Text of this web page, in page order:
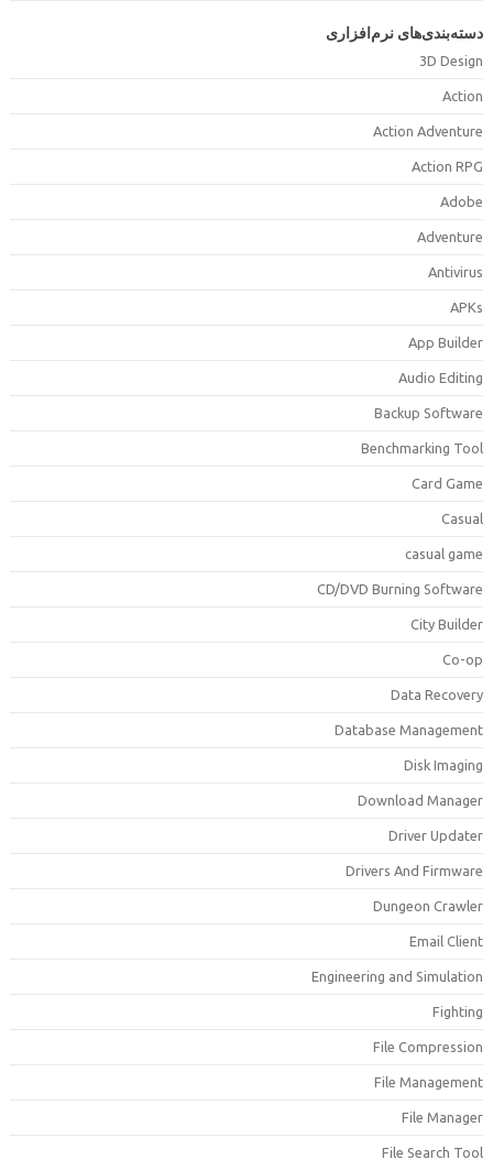
نرم‌افزاری
3D
Action
Action
App
Audio
Backup
Benchmarking
Card
casual
CD/DVD Burning
City
Co-
Data
Database
Disk
Download
Driver
Drivers And
Dungeon
Email
Engineering and
File
File
File
File Search